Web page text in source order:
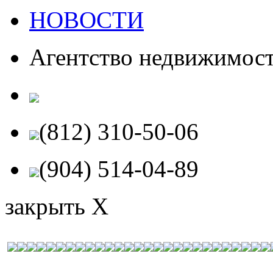
НОВОСТИ
Агентство
(812) 310-50-06
(904) 514-04-89
закрыть X